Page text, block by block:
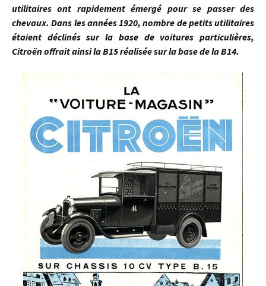
utilitaires ont rapidement émergé pour se passer des
chevaux. Dans les années 1920, nombre de petits utilitaires
étaient déclinés sur la base de voitures particulières,
Citroën offrait ainsi la B15 réalisée sur la base de la B14.